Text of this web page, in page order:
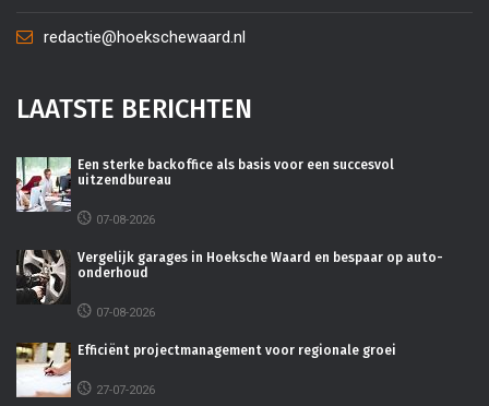
redactie@hoekschewaard.nl
LAATSTE BERICHTEN
Een sterke backoffice als basis voor een succesvol
uitzendbureau
07-08-2026
Vergelijk garages in Hoeksche Waard en bespaar op auto-
onderhoud
07-08-2026
Efficiënt projectmanagement voor regionale groei
27-07-2026